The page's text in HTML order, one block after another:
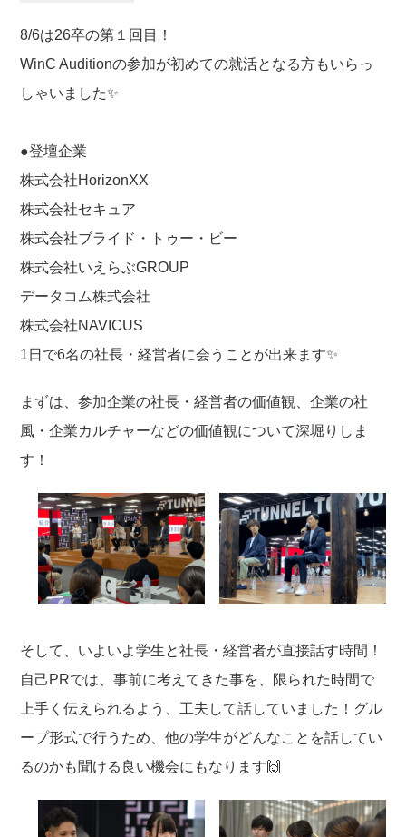
8/6は26卒の第１回目！
WinC Auditionの参加が初めての就活となる方もいらっ
しゃいました✨
●登壇企業
株式会社HorizonXX
株式会社セキュア
株式会社ブライド・トゥー・ビー
株式会社いえらぶGROUP
データコム株式会社
株式会社NAVICUS
1日で6名の社長・経営者に会うことが出来ます✨
まずは、参加企業の社長・経営者の価値観、企業の社
風・企業カルチャーなどの価値観について深堀りしま
す！
そして、いよいよ学生と社長・経営者が直接話す時間！
自己PRでは、事前に考えてきた事を、限られた時間で
上手く伝えられるよう、工夫して話していました！グル
ープ形式で行うため、他の学生がどんなことを話してい
るのかも聞ける良い機会にもなります🙌